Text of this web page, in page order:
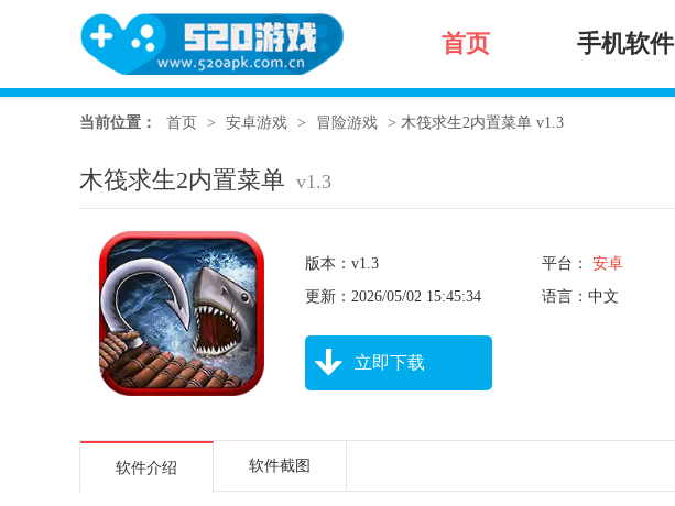
首页 手机软件
当前位置： 首页 > 安卓游戏 > 冒险游戏 > 木筏求生2内置菜单 v1.3
木筏求生2内置菜单 v1.3
版本：v1.3 平台： 安卓
更新：2026/05/02 15:45:34
语言：中文
立即下载
软件介绍 软件截图